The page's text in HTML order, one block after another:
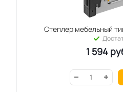
Степлер мебельный
1 594